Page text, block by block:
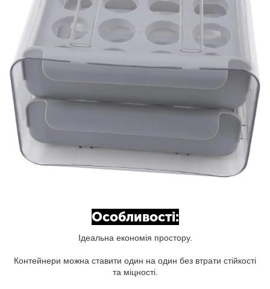
Особливості:
Ідеальна економія простору.
Контейнери можна ставити один на один без втрати стійкості
та міцності.